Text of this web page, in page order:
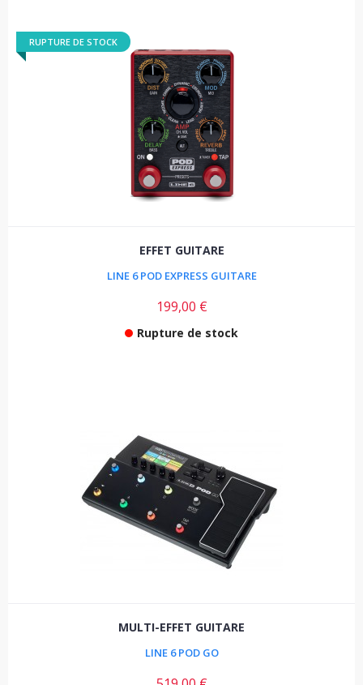
RUPTURE DE STOCK
EFFET GUITARE
LINE 6 POD EXPRESS GUITARE
199,00 €
Rupture de stock
MULTI-EFFET GUITARE
LINE 6 POD GO